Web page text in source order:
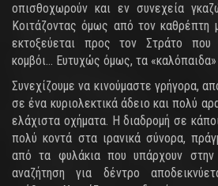
οπισθοχωρούν και εν συνεχεία
Κοιτάζοντας όμως από τον
εκτοξεύεται προς τον Στράτο που
κομβόι… Ευτυχώς όμως, τα
Συνεχίζουμε να κινούμαστε γρήγορα,
σε ένα κυριολεκτικά άδειο και πολύ
ελάχιστα οχήματα. Η διαδρομή σε
πολύ κοντά στα ιρανικά σύνορα,
από τα φυλάκια που υπάρχουν
αναζήτηση για δέντρο